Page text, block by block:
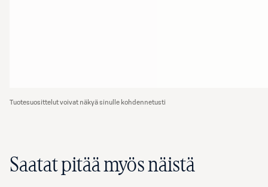
Tuotesuosittelut voivat näkyä sinulle kohdennetusti
Saatat pitää myös näistä